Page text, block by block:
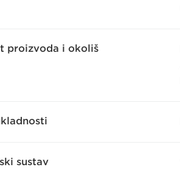
proizvoda i okoliš
sustav